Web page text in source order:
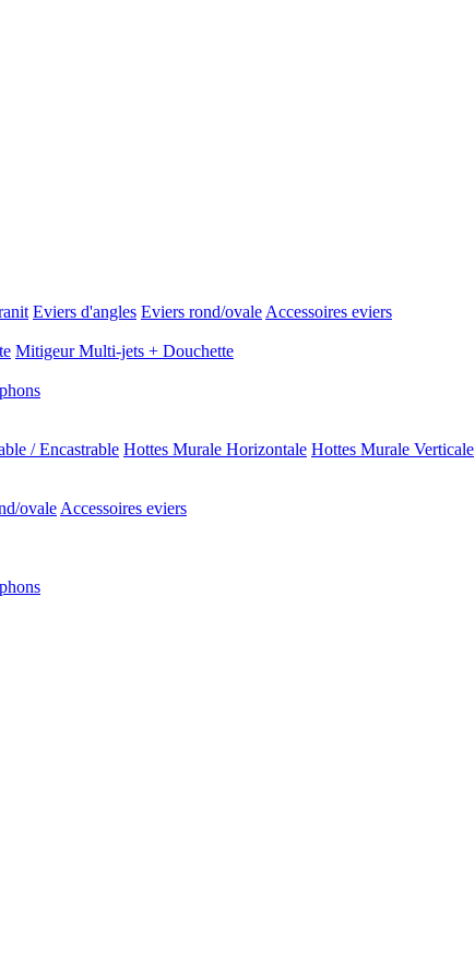
Eviers d'angles Eviers rond/ovale Accessoires eviers
Mitigeur Multi-jets + Douchette
/ Encastrable Hottes Murale Horizontale Hottes Murale Verticale
ovale Accessoires eviers